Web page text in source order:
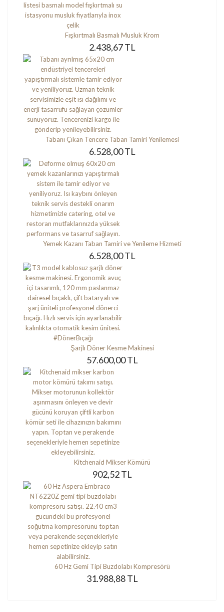
Fışkırtmalı Basmalı Musluk Krom
2.438,67 TL
Tabanı Çıkan Tencere Taban Tamiri Yenilemesi
6.528,00 TL
Yemek Kazanı Taban Tamiri ve Yenileme Hizmeti
6.528,00 TL
Şarjlı Döner Kesme Makinesi
57.600,00 TL
Kitchenaid Mikser Kömürü
902,52 TL
60 Hz Gemi Tipi Buzdolabı Kompresörü
31.988,88 TL